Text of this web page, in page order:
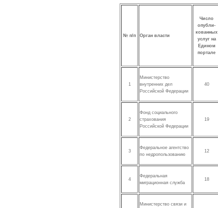
№ п/п Орган власти
Число
опубли-
кованных
услуг на
Едином
портале
1
Министерство
внутренних дел
Российской Федерации
40
2
Фонд социального
страхования
Российской Федерации
19
3
Федеральное агентство
по недропользованию
12
4
Федеральная
миграционная служба
18
Министерство связи и